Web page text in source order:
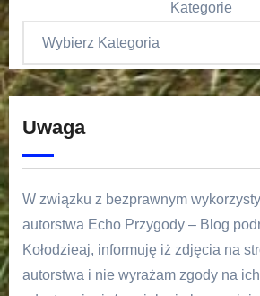
Kategorie
Uwaga
W związku z bezprawnym
autorstwa Echo Przygody – Blog
Kołodzieaj, informuję iż zdjęcia na
autorstwa i nie wyrażam zgody na ich